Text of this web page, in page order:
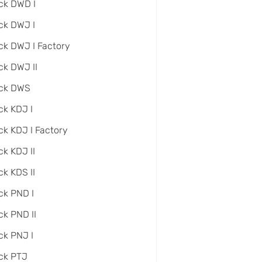
DWD I
DWJ I
DWJ I Factory
DWJ II
DWS
KDJ I
KDJ I Factory
KDJ II
KDS II
PND I
PND II
PNJ I
PTJ